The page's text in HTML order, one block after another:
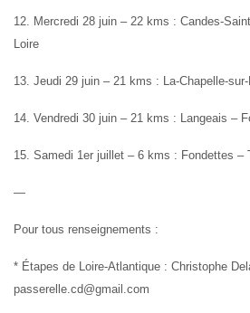
12. Mercredi 28 juin – 22 kms : Candes-
Loire
13. Jeudi 29 juin – 21 kms : La-Chapelle-
14. Vendredi 30 juin – 21 kms : Langeais –
15. Samedi 1er juillet – 6 kms : Fondettes –
—
Pour tous renseignements :
* Étapes de Loire-Atlantique : Christophe
passerelle.cd@gmail.com